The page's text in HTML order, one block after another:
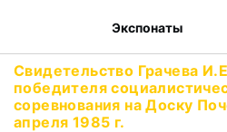
Экспонаты
Свидетельство Грачева
победителя
соревнования на Доску
апреля 1985 г.